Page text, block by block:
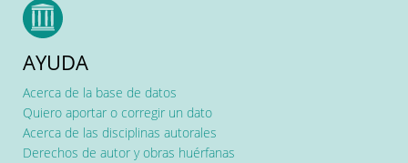
AYUDA
Acerca de la base de datos
Quiero aportar o corregir un dato
Acerca de las disciplinas autorales
Derechos de autor y obras huérfanas